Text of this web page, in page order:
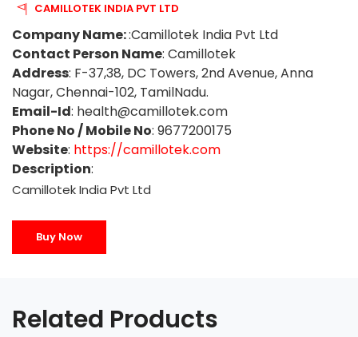
CAMILLOTEK INDIA PVT LTD
Company Name::Camillotek India Pvt Ltd
Contact Person Name: Camillotek
Address: F-37,38, DC Towers, 2nd Avenue, Anna
Nagar, Chennai-102, TamilNadu.
Email-Id: health@camillotek.com
Phone No / Mobile No: 9677200175
Website: https://camillotek.com
Description:
Camillotek India Pvt Ltd
Buy Now
Related Products